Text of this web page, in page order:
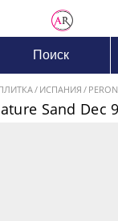
Поиск
ИСПАНИЯ
Sand Dec